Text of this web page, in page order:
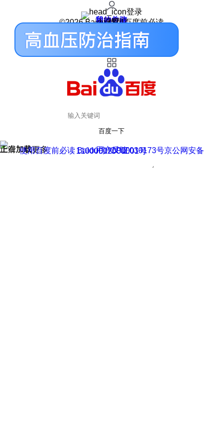
登录
我的关注
我的收藏
皮肤中心
用户反馈
设置
©2026 Baidu 使用百度前必读
百度一下
正在加载
上滑加载更多 用户反馈
使用百度前必读 Baidu 京ICP证030173号
京公网安备11000002000001号